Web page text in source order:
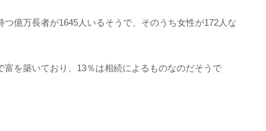
億万長者が1645人いるそうで、そのうち女性が172人な
を築いており、13％は相続によるものなのだそうで